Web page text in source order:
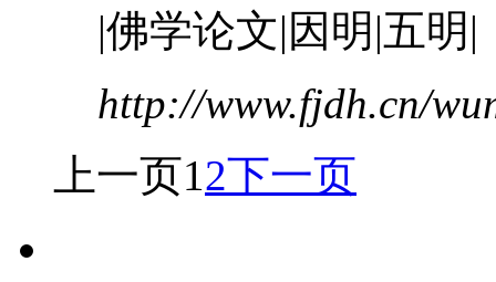
|佛学论文|因明|五明|
http://www.fjdh.cn/
上一页12下一页